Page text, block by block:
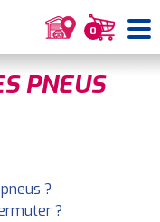
0
PNEUS
?
?